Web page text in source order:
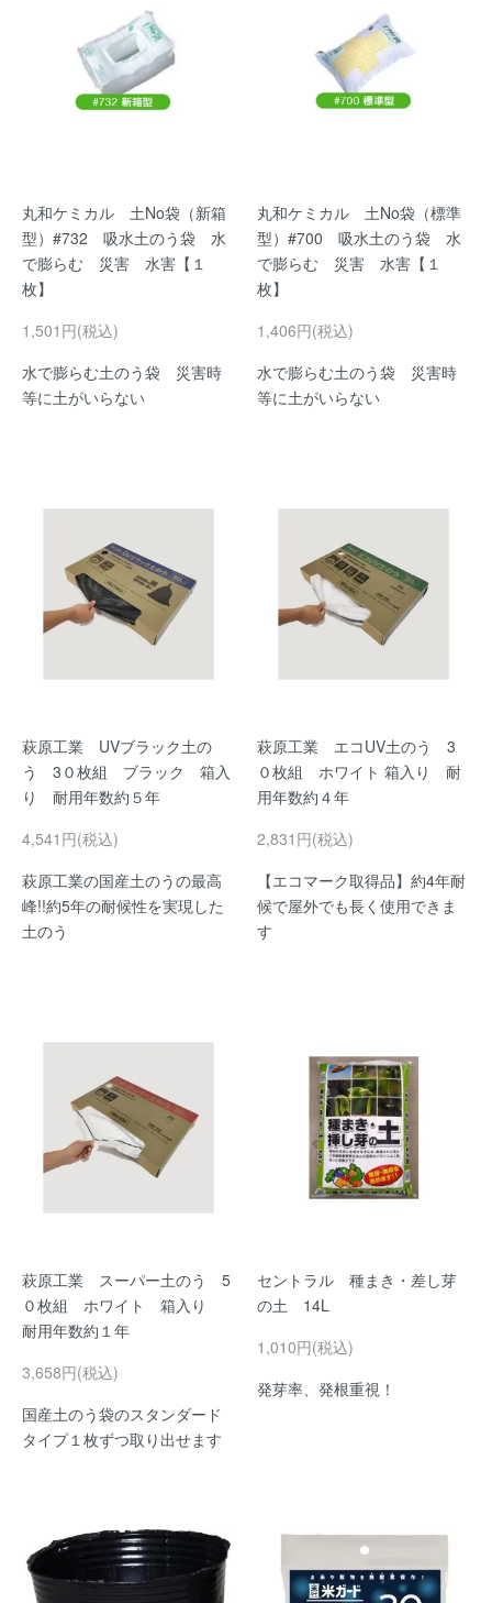
丸和ケミカル 土No袋（新箱
型）#732 吸水土のう袋 水
で膨らむ 災害 水害【１
枚】
1,501円(税込)
水で膨らむ土のう袋 災害時
等に土がいらない
丸和ケミカル 土No袋（標準
型）#700 吸水土のう袋 水
で膨らむ 災害 水害【１
枚】
1,406円(税込)
水で膨らむ土のう袋 災害時
等に土がいらない
萩原工業 UVブラック土の
う 3０枚組 ブラック 箱入
り 耐用年数約５年
4,541円(税込)
萩原工業の国産土のうの最高
峰!!約5年の耐候性を実現した
土のう
萩原工業 エコUV土のう 3
０枚組 ホワイト 箱入り 耐
用年数約４年
2,831円(税込)
【エコマーク取得品】約4年耐
候で屋外でも長く使用できま
す
萩原工業 スーパー土のう 5
０枚組 ホワイト 箱入り
耐用年数約１年
3,658円(税込)
国産土のう袋のスタンダード
タイプ１枚ずつ取り出せます
セントラル 種まき・差し芽
の土 14L
1,010円(税込)
発芽率、発根重視！